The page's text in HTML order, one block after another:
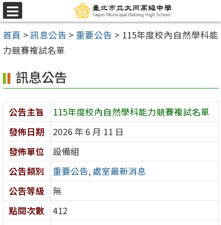
跳
至
主
要
容
區
選
單
首頁 >訊息公告 > 重要公告 > 115年度校內自然學科能
力競賽複試名單
訊息公告
公告主旨
115年度校內自然學科能力競賽複試名單
發佈日期
2026 年 6 月 11 日
發佈單位
設備組
公告類別
重要公告, 處室最新消息
公告等級
無
點閱次數
412